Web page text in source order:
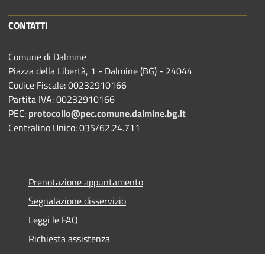
CONTATTI
Comune di Dalmine
Piazza della Libertà, 1 - Dalmine (BG) - 24044
Codice Fiscale: 00232910166
Partita IVA: 00232910166
PEC: protocollo@pec.comune.dalmine.bg.it
Centralino Unico: 035/62.24.711
Prenotazione appuntamento
Segnalazione disservizio
Leggi le FAQ
Richiesta assistenza